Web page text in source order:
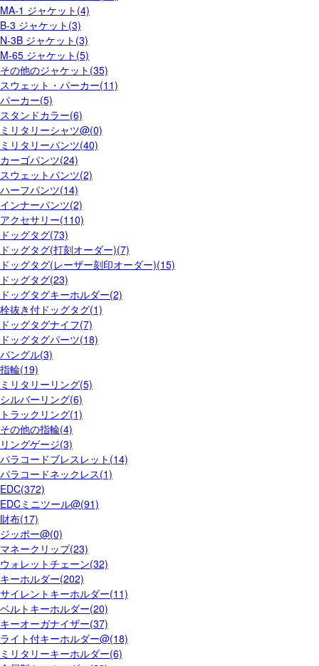
MA-1 ジャケット(4)
B-3 ジャケット(3)
N-3B ジャケット(3)
M-65 ジャケット(5)
その他のジャケット(35)
スウェット・パーカー(11)
パーカー(5)
スタンドカラー(6)
ミリタリーシャツ@(0)
ミリタリーパンツ(40)
カーゴパンツ(24)
スウェットパンツ(2)
ハーフパンツ(14)
インナーパンツ(2)
アクセサリー(110)
ドッグタグ(73)
ドッグタグ(打刻オーダー)(7)
ドッグタグ(レーザー刻印オーダー)(15)
ドッグタグ(23)
ドッグタグキーホルダー(2)
栓抜き付ドッグタグ(1)
ドッグタグナイフ(7)
ドッグタグパーツ(18)
バングル(3)
指輪(19)
ミリタリーリング(5)
シルバーリング(6)
トラックリング(1)
その他の指輪(4)
リングゲージ(3)
パラコードブレスレット(14)
パラコードネックレス(1)
EDC(372)
EDCミニツール@(91)
財布(17)
ジッポー@(0)
マネークリップ(23)
ウォレットチェーン(32)
キーホルダー(202)
サイレントキーホルダー(11)
ベルトキーホルダー(20)
キーオーガナイザー(37)
ライト付キーホルダー@(18)
ミリタリーキーホルダー(6)